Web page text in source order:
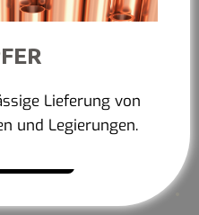
Lieferung von
und Legierungen.